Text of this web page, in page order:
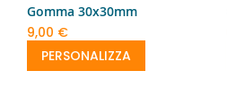
Gomma 30x30mm
9,00 €
PERSONALIZZA